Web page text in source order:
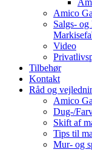
Amico
Salgs-
Video
Tilbehør
Kontakt
Råd og
Amico
Dug-/
Skift af
Tips til
Mur- og